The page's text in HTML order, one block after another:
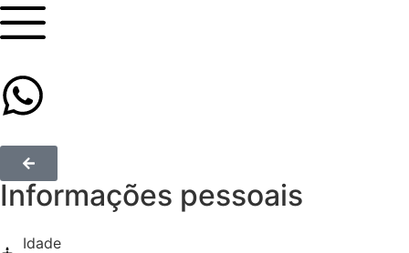
Informações pessoais
Idade